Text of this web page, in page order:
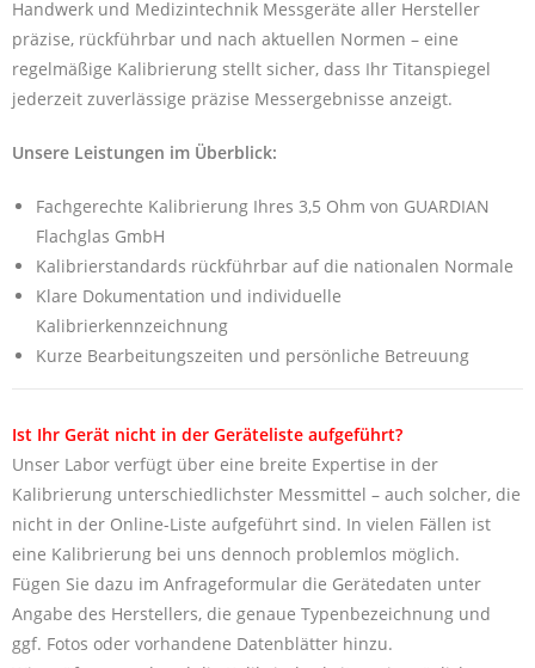
Handwerk und Medizintechnik Messgeräte aller Hersteller
präzise, rückführbar und nach aktuellen Normen – eine
regelmäßige Kalibrierung stellt sicher, dass Ihr Titanspiegel
jederzeit zuverlässige präzise Messergebnisse anzeigt.
Unsere Leistungen im Überblick:
Fachgerechte Kalibrierung Ihres 3,5 Ohm von GUARDIAN
Flachglas GmbH
Kalibrierstandards rückführbar auf die nationalen Normale
Klare Dokumentation und individuelle
Kalibrierkennzeichnung
Kurze Bearbeitungszeiten und persönliche Betreuung
Ist Ihr Gerät nicht in der Geräteliste aufgeführt?
Unser Labor verfügt über eine breite Expertise in der
Kalibrierung unterschiedlichster Messmittel – auch solcher, die
nicht in der Online-Liste aufgeführt sind. In vielen Fällen ist
eine Kalibrierung bei uns dennoch problemlos möglich.
Fügen Sie dazu im Anfrageformular die Gerätedaten unter
Angabe des Herstellers, die genaue Typenbezeichnung und
ggf. Fotos oder vorhandene Datenblätter hinzu.